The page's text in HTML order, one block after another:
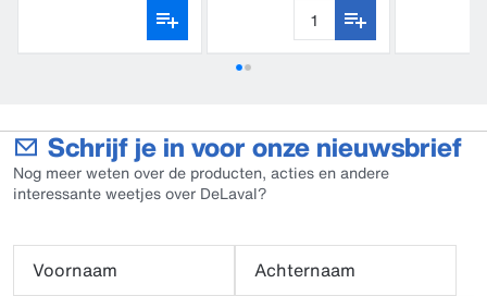
Schrijf je in voor onze nieuwsbrief
Nog meer weten over de producten, acties en andere
interessante weetjes over DeLaval?
Voornaam
Achternaam